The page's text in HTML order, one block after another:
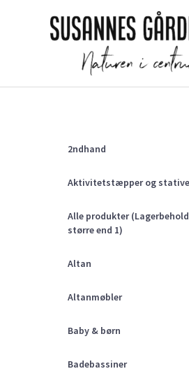
2ndhand
Aktivitetstæpper og
Alle produkter
større end 1)
Altan
Altanmøbler
Baby & børn
Badebassiner